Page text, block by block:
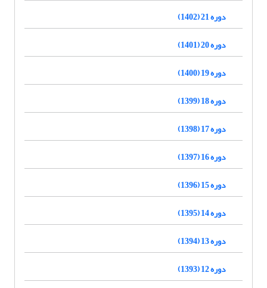
دوره 21 (1402)
دوره 20 (1401)
دوره 19 (1400)
دوره 18 (1399)
دوره 17 (1398)
دوره 16 (1397)
دوره 15 (1396)
دوره 14 (1395)
دوره 13 (1394)
دوره 12 (1393)